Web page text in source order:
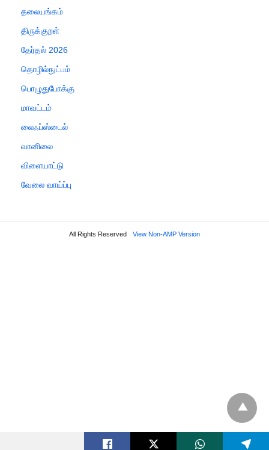
தலையங்கம்
திருக்குறள்
தேர்தல் 2026
தொழில்நுட்பம்
பொழுதுபோக்கு
மாவட்டம்
லைஃப்ஸ்டைல்
வானிலை
விளையாட்டு
வேலை வாய்ப்பு
All Rights Reserved View Non-AMP Version